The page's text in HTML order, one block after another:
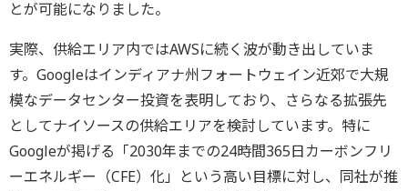
とが可能になりました。
実際、供給エリア内ではAWSに続く波が動き出していま
す。Googleはインディアナ州フォートウェイン近郊で大規
模なデータセンター投資を表明しており、さらなる拡張先
としてナイソースの供給エリアを検討しています。特に
Googleが掲げる「2030年までの24時間365日カーボンフリ
ーエネルギー（CFE）化」という高い目標に対し、同社が推